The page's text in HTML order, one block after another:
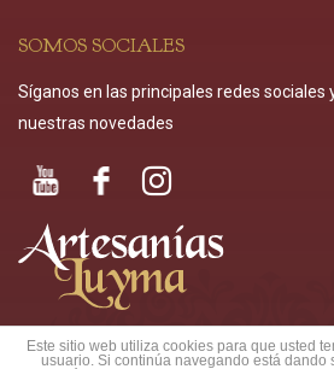
SOMOS SOCIALES
Síganos en las principales redes
nuestras novedades
Este sitio web utiliza cookies para que usted
usuario. Si continúa navegando está dando